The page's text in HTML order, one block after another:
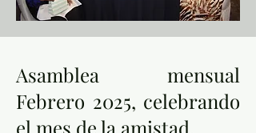
Asamblea mensual
Febrero 2025, celebrando
el mes de la amistad.